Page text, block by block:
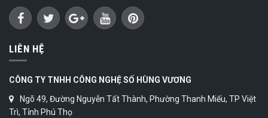
LIÊN HỆ
CÔNG TY TNHH CÔNG NGHỆ SỐ HÙNG VƯƠNG
Ngõ 49, Đường Nguyễn Tất Thành, Phường Thanh Miếu, TP Việt
Trì, Tỉnh Phú Thọ